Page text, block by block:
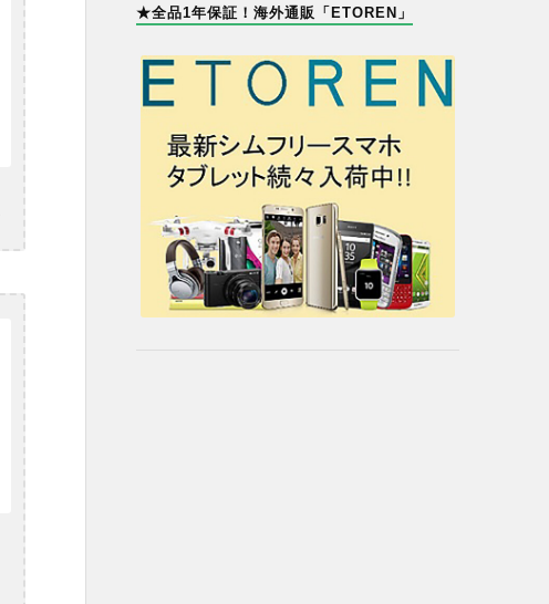
★全品1年保証！海外通販「ETOREN」